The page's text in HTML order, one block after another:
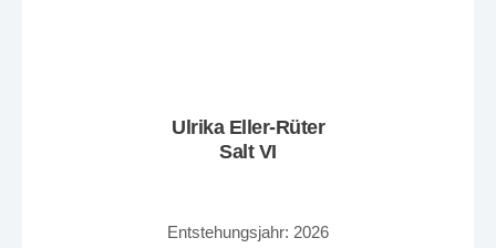
Ulrika Eller-Rüter
Salt VI
Entstehungsjahr: 2026